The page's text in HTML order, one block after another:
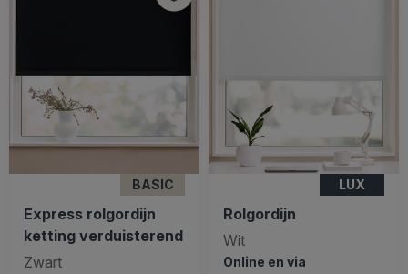
BASIC
Express rolgordijn
ketting verduisterend
Zwart
LUX
Rolgordijn
Wit
Online en via